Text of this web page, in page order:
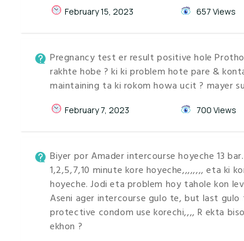
February 15, 2023 657 Views
Pregnancy test er result positive hole
rakhte hobe ? ki ki problem hote pare &
maintaining ta ki rokom howa ucit ? mayer
February 7, 2023 700 Views
Biyer por Amader intercourse hoyeche 13
1,2,5,7,10 minute kore hoyeche,,,,,,,, eta ki
hoyeche. Jodi eta problem hoy tahole kon
Aseni ager intercourse gulo te, but last gulo
protective condom use korechi,,,, R ekta
ekhon ?